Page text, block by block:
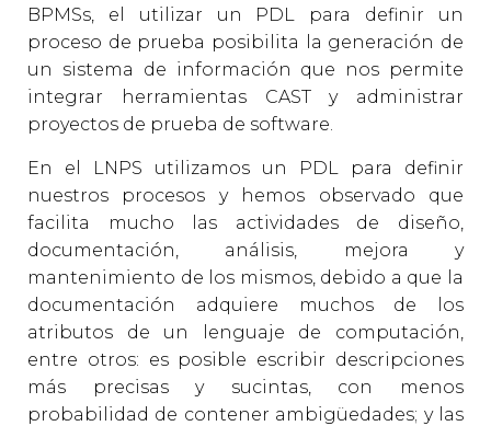
BPMSs, el utilizar un PDL para definir un
proceso de prueba posibilita la generación de
un sistema de información que nos permite
integrar herramientas CAST y administrar
proyectos de prueba de software.
En el LNPS utilizamos un PDL para definir
nuestros procesos y hemos observado que
facilita mucho las actividades de diseño,
documentación, análisis, mejora y
mantenimiento de los mismos, debido a que la
documentación adquiere muchos de los
atributos de un lenguaje de computación,
entre otros: es posible escribir descripciones
más precisas y sucintas, con menos
probabilidad de contener ambigüedades; y las